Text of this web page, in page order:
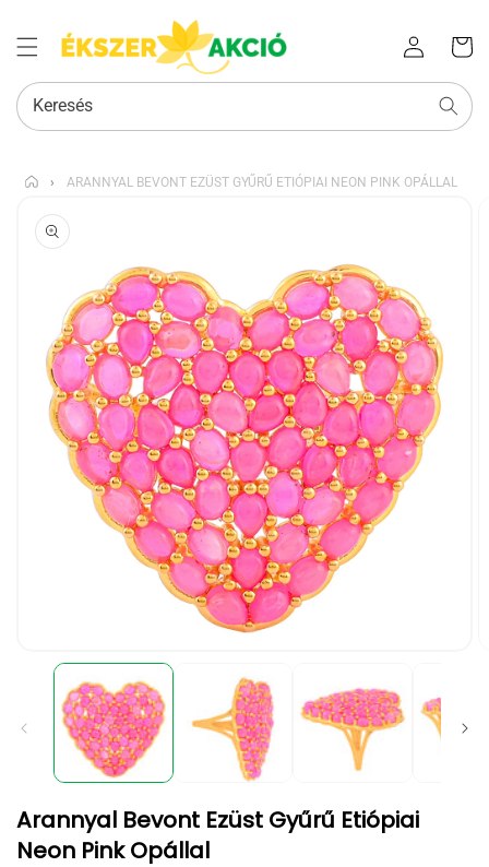
Bejelentkezés
kosara
Keresés
› ARANNYAL BEVONT EZÜST GYŰRŰ ETIÓPIAI NEON PINK OPÁLLAL
UGRÁS A
TERMÉKADATOKRA
médiafájl
megnyitása
modális
párbeszédpanelen
Arannyal Bevont Ezüst Gyűrű Etiópiai
Neon Pink Opállal